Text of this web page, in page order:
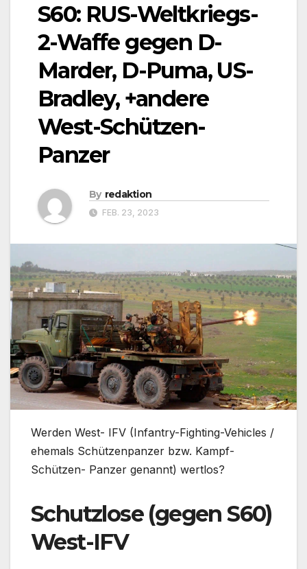
S60: RUS-Weltkriegs-
2-Waffe gegen D-
Marder, D-Puma, US-
Bradley, +andere
West-Schützen-
Panzer
By redaktion
FEB. 23, 2023
Werden West- IFV (Infantry-Fighting-Vehicles /
ehemals Schützenpanzer bzw. Kampf-
Schützen- Panzer genannt) wertlos?
Schutzlose (gegen S60)
West-IFV